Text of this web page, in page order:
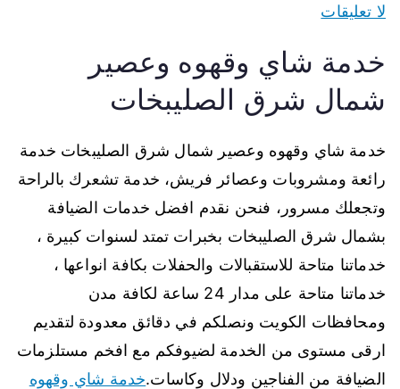
لا تعليقات
خدمة شاي وقهوه وعصير
شمال شرق الصليبخات
خدمة شاي وقهوه وعصير شمال شرق الصليبخات خدمة
رائعة ومشروبات وعصائر فريش، خدمة تشعرك بالراحة
وتجعلك مسرور، فنحن نقدم افضل خدمات الضيافة
بشمال شرق الصليبخات بخبرات تمتد لسنوات كبيرة ،
خدماتنا متاحة للاستقبالات والحفلات بكافة انواعها ،
خدماتنا متاحة على مدار 24 ساعة لكافة مدن
ومحافظات الكويت ونصلكم في دقائق معدودة لتقديم
ارقى مستوى من الخدمة لضيوفكم مع افخم مستلزمات
الضيافة من الفناجين ودلال وكاسات.خدمة شاي وقهوه